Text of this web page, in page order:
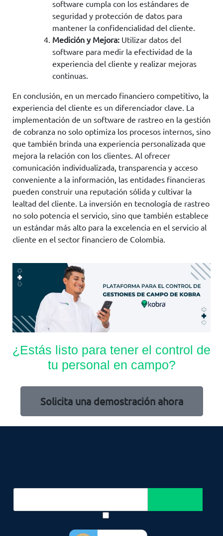
software cumpla con los estándares de
seguridad y protección de datos para
mantener la confidencialidad del cliente.
Medición y Mejora: Utilizar datos del
software para medir la efectividad de la
experiencia del cliente y realizar mejoras
continuas.
En conclusión, en un mercado financiero competitivo, la
experiencia del cliente es un diferenciador clave. La
implementación de un software de rastreo en la gestión
de cobranza no solo optimiza los procesos internos, sino
que también brinda una experiencia personalizada que
mejora la relación con los clientes. Al ofrecer
comunicación individualizada, transparencia y acceso
conveniente a la información, las entidades financieras
pueden construir una reputación sólida y cultivar la
lealtad del cliente. La inversión en tecnología de rastreo
no solo potencia el servicio, sino que también establece
un estándar más alto para la excelencia en el servicio al
cliente en el sector financiero de Colombia.
¿Estás listo para tener el control de
tu personal en campo?
Solicita una demostración ahora